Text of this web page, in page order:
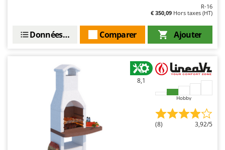
R-16
€ 350,09 Hors taxes (HT)
Ajouter
Comparer
Données techniques
8,1
Hobby
(8) 3,92/5